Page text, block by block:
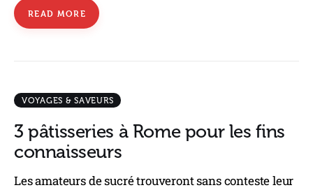
READ MORE
VOYAGES & SAVEURS
3 pâtisseries à Rome pour les fins
connaisseurs
Les amateurs de sucré trouveront sans conteste leur